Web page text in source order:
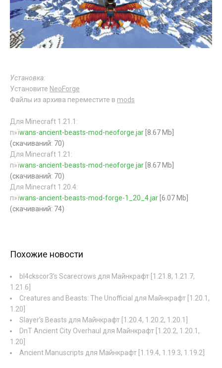
Установка:
Установите NeoForge
Файлы из архива переместите в mods
Для Minecraft 1.21.1:
п»їwans-ancient-beasts-mod-neoforge.jar [8.67 Mb]
(cкачиваний: 70)
Для Minecraft 1.21:
п»їwans-ancient-beasts-mod-neoforge.jar [8.67 Mb]
(cкачиваний: 70)
Для Minecraft 1.20.4:
п»їwans-ancient-beasts-mod-forge-1_20_4.jar [6.07 Mb]
(cкачиваний: 74)
Похожие новости
bl4ckscor3’s Scarecrows для Майнкрафт [1.21.8, 1.21.7,
1.21.6]
Creatures and Beasts: The Unofficial для Майнкрафт [1.20.1,
1.20]
Slayer’s Beasts для Майнкрафт [1.20.4, 1.20.2, 1.20.1]
DnT Ancient City Overhaul для Майнкрафт [1.20.2, 1.20.1,
1.20]
Ancient Manuscripts для Майнкрафт [1.19.4, 1.19.3, 1.19.2]